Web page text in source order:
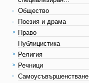
Общество
Поезия и драма
Право
Публицистика
Религия
Речници
Самоусъвършенстване